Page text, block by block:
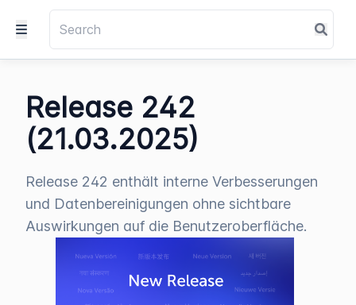
Release 242
(21.03.2025)
Release 242 enthält interne Verbesserungen
und Datenbereinigungen ohne sichtbare
Auswirkungen auf die Benutzeroberfläche.